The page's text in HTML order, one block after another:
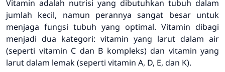
Vitamin adalah nutrisi yang dibutuhkan tubuh dalam
jumlah kecil, namun perannya sangat besar untuk
menjaga fungsi tubuh yang optimal. Vitamin dibagi
menjadi dua kategori: vitamin yang larut dalam air
(seperti vitamin C dan B kompleks) dan vitamin yang
larut dalam lemak (seperti vitamin A, D, E, dan K).